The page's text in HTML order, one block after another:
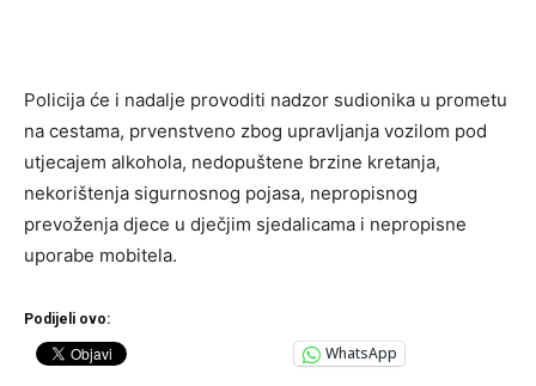
Policija će i nadalje provoditi nadzor sudionika u prometu
na cestama, prvenstveno zbog upravljanja vozilom pod
utjecajem alkohola, nedopuštene brzine kretanja,
nekorištenja sigurnosnog pojasa, nepropisnog
prevoženja djece u dječjim sjedalicama i nepropisne
uporabe mobitela.
Podijeli ovo:
WhatsApp